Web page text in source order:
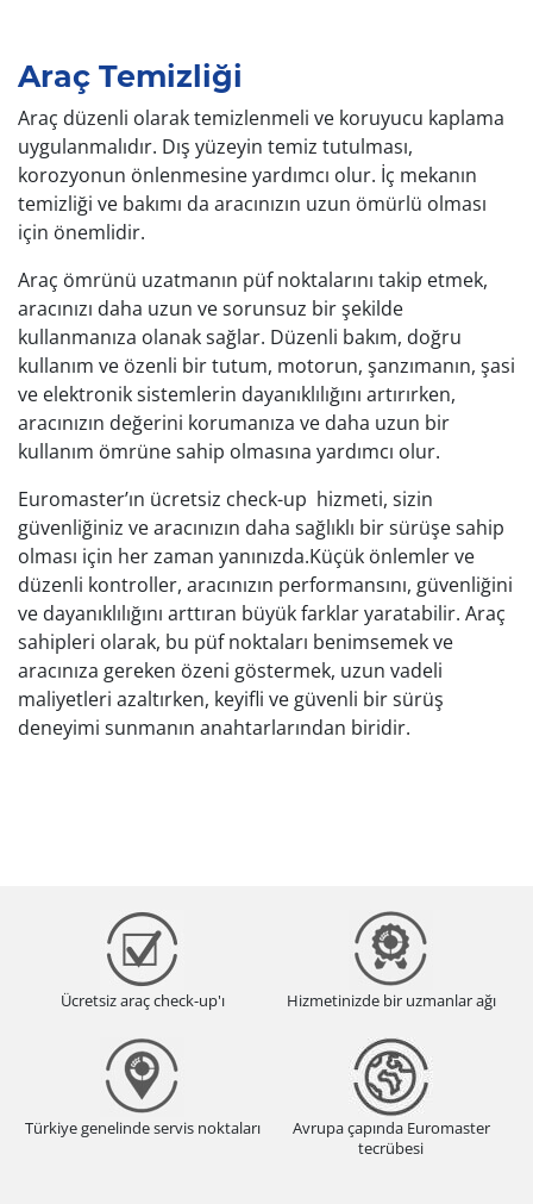
Araç Temizliği
Araç düzenli olarak temizlenmeli ve koruyucu kaplama
uygulanmalıdır. Dış yüzeyin temiz tutulması,
korozyonun önlenmesine yardımcı olur. İç mekanın
temizliği ve bakımı da aracınızın uzun ömürlü olması
için önemlidir.
Araç ömrünü uzatmanın püf noktalarını takip etmek,
aracınızı daha uzun ve sorunsuz bir şekilde
kullanmanıza olanak sağlar. Düzenli bakım, doğru
kullanım ve özenli bir tutum, motorun, şanzımanın, şasi
ve elektronik sistemlerin dayanıklılığını artırırken,
aracınızın değerini korumanıza ve daha uzun bir
kullanım ömrüne sahip olmasına yardımcı olur.
Euromaster’ın ücretsiz check-up hizmeti, sizin
güvenliğiniz ve aracınızın daha sağlıklı bir sürüşe sahip
olması için her zaman yanınızda.Küçük önlemler ve
düzenli kontroller, aracınızın performansını, güvenliğini
ve dayanıklılığını arttıran büyük farklar yaratabilir. Araç
sahipleri olarak, bu püf noktaları benimsemek ve
aracınıza gereken özeni göstermek, uzun vadeli
maliyetleri azaltırken, keyifli ve güvenli bir sürüş
deneyimi sunmanın anahtarlarından biridir.
Ücretsiz araç check-up'ı Hizmetinizde bir uzmanlar ağı
Türkiye genelinde servis noktaları
Avrupa çapında Euromaster
tecrübesi